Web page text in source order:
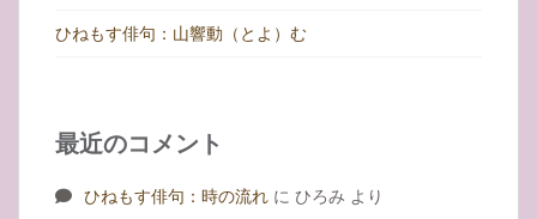
ひねもす俳句：山響動（とよ）む
最近のコメント
ひねもす俳句：時の流れ に ひろみ より